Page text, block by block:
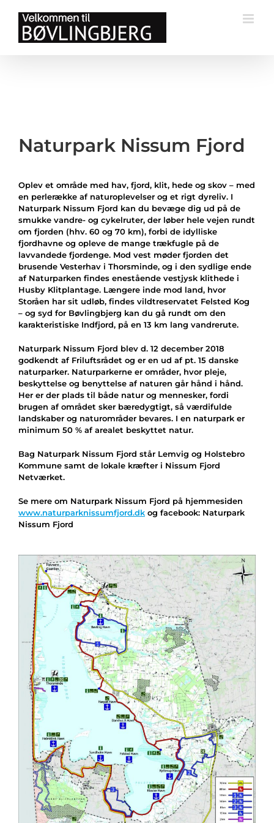
content
Naturpark Nissum Fjord
Oplev et område med hav, fjord, klit, hede og skov – med
en perlerække af naturoplevelser og et rigt dyreliv. I
Naturpark Nissum Fjord kan du bevæge dig ud på de
smukke vandre- og cykelruter, der løber hele vejen rundt
om fjorden (hhv. 60 og 70 km), forbi de idylliske
fjordhavne og opleve de mange trækfugle på de
lavvandede fjordenge. Mod vest møder fjorden det
brusende Vesterhav i Thorsminde, og i den sydlige ende
af Naturparken findes enestående vestjysk klithede i
Husby Klitplantage. Længere inde mod land, hvor
Storåen har sit udløb, findes vildtreservatet Felsted Kog
– og syd for Bøvlingbjerg kan du gå rundt om den
karakteristiske Indfjord, på en 13 km lang vandrerute.
Naturpark Nissum Fjord blev d. 12 december 2018
godkendt af Friluftsrådet og er en ud af pt. 15 danske
naturparker. Naturparkerne er områder, hvor pleje,
beskyttelse og benyttelse af naturen går hånd i hånd.
Her er der plads til både natur og mennesker, fordi
brugen af området sker bæredygtigt, så værdifulde
landskaber og naturområder bevares. I en naturpark er
minimum 50 % af arealet beskyttet natur.
Bag Naturpark Nissum Fjord står Lemvig og Holstebro
Kommune samt de lokale kræfter i Nissum Fjord
Netværket.
Se mere om Naturpark Nissum Fjord på hjemmesiden
www.naturparknissumfjord.dkog facebook: Naturpark
Nissum Fjord